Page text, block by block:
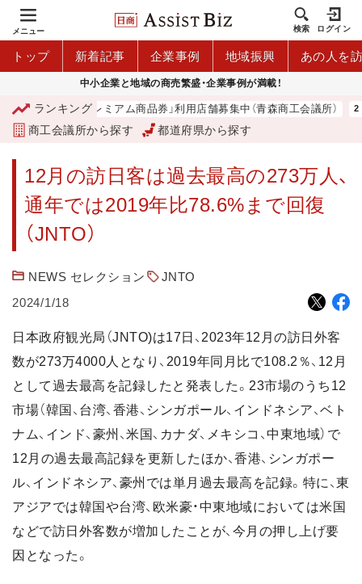
メニュー 検索 ログイン
トップ 新着記事 企業事例 地域振興 あの人を
中小企業と地域の商売繁盛・企業事例が満載！
ランキング
「青森市プレミアム商品券」利用店舗募集中（青森商工会議所）
商工会議所から探す 都道府県から探す
12月の訪日客は過去最高の273万人、
通年では2019年比78.6%まで回復
（JNTO）
NEWS セレクション
JNTO
2024/1/18
日本政府観光局（JNTO)は17日、2023年12月の訪日外客
数が273万4000人となり、2019年同月比で108.2％、12月
として過去最高を記録したと発表した。23市場のうち12
市場（韓国、台湾、香港、シンガポール、インドネシア、ベト
ナム、インド、豪州、米国、カナダ、メキシコ、中東地域）で
12月の過去最高記録を更新したほか、香港、シンガポー
ル、インドネシア、豪州では単月過去最高を記録。特に、東
アジアでは韓国や台湾、欧米豪・中東地域においては米国
などで訪⽇外客数が増加したことが、今月の押し上げ要
因となった。